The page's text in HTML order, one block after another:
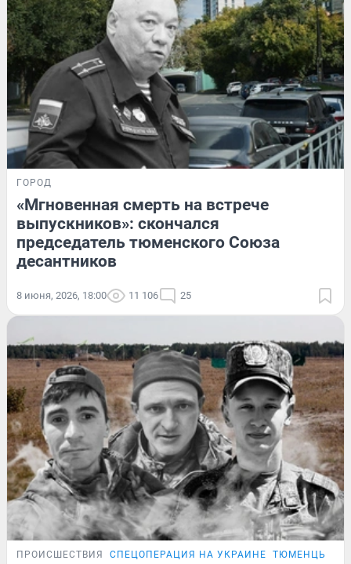
ГОРОД
«Мгновенная смерть на встрече
выпускников»: скончался
председатель тюменского Союза
десантников
8 июня, 2026, 18:00 11 106 25
ПРОИСШЕСТВИЯ СПЕЦОПЕРАЦИЯ НА УКРАИНЕ ТЮМЕНЦЫ,